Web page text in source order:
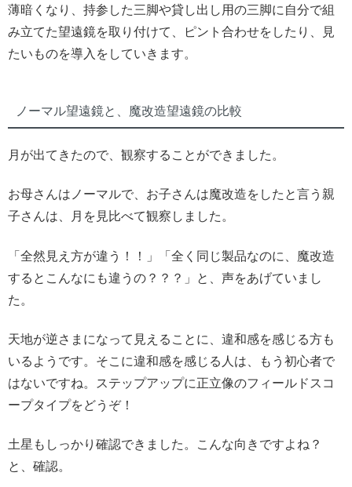
薄暗くなり、持参した三脚や貸し出し用の三脚に自分で組
み立てた望遠鏡を取り付けて、ピント合わせをしたり、見
たいものを導入をしていきます。
ノーマル望遠鏡と、魔改造望遠鏡の比較
月が出てきたので、観察することができました。
お母さんはノーマルで、お子さんは魔改造をしたと言う親
子さんは、月を見比べて観察しました。
「全然見え方が違う！！」「全く同じ製品なのに、魔改造
するとこんなにも違うの？？？」と、声をあげていまし
た。
天地が逆さまになって見えることに、違和感を感じる方も
いるようです。そこに違和感を感じる人は、もう初心者で
はないですね。ステップアップに正立像のフィールドスコ
ープタイプをどうぞ！
土星もしっかり確認できました。こんな向きですよね？
と、確認。